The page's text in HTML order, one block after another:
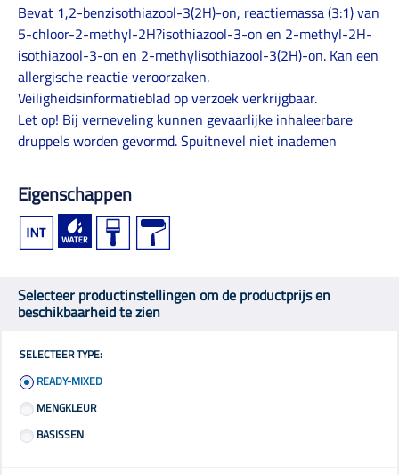
Bevat 1,2-benzisothiazool-3(2H)-on, reactiemassa (3:1) van
5-chloor-2-methyl-2H?isothiazool-3-on en 2-methyl-2H-
isothiazool-3-on en 2-methylisothiazool-3(2H)-on. Kan een
allergische reactie veroorzaken.
Veiligheidsinformatieblad op verzoek verkrijgbaar.
Let op! Bij verneveling kunnen gevaarlijke inhaleerbare
druppels worden gevormd. Spuitnevel niet inademen
Eigenschappen
Selecteer productinstellingen om de productprijs en
beschikbaarheid te zien
SELECTEER TYPE:
READY-MIXED
MENGKLEUR
BASISSEN